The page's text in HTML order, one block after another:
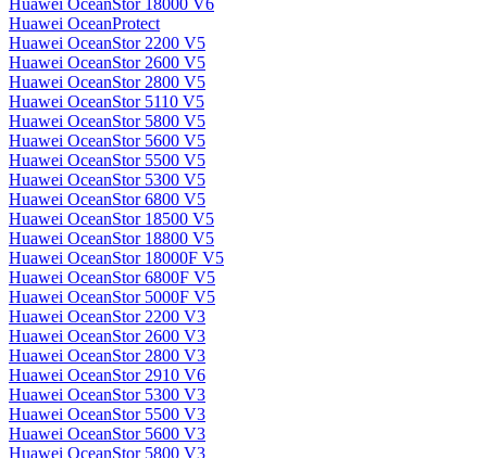
Huawei OceanStor 18000 V6
Huawei OceanProtect
Huawei OceanStor 2200 V5
Huawei OceanStor 2600 V5
Huawei OceanStor 2800 V5
Huawei OceanStor 5110 V5
Huawei OceanStor 5800 V5
Huawei OceanStor 5600 V5
Huawei OceanStor 5500 V5
Huawei OceanStor 5300 V5
Huawei OceanStor 6800 V5
Huawei OceanStor 18500 V5
Huawei OceanStor 18800 V5
Huawei OceanStor 18000F V5
Huawei OceanStor 6800F V5
Huawei OceanStor 5000F V5
Huawei OceanStor 2200 V3
Huawei OceanStor 2600 V3
Huawei OceanStor 2800 V3
Huawei OceanStor 2910 V6
Huawei OceanStor 5300 V3
Huawei OceanStor 5500 V3
Huawei OceanStor 5600 V3
Huawei OceanStor 5800 V3